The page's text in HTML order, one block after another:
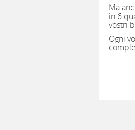
Ma
in 6
vostri
Ogni